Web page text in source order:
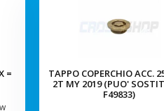
=
TAPPO COPERCHIO ACC.
2T MY 2019 (PUO'
F49833)